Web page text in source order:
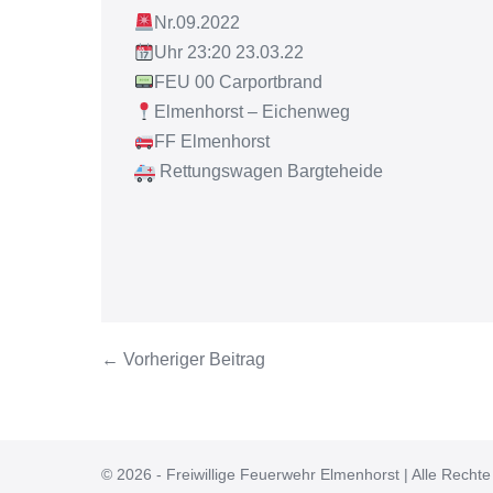
Nr.09.2022
Uhr 23:20 23.03.22
FEU 00 Carportbrand
Elmenhorst – Eichenweg
FF Elmenhorst
Rettungswagen Bargteheide
← Vorheriger Beitrag
© 2026 - Freiwillige Feuerwehr Elmenhorst | Alle